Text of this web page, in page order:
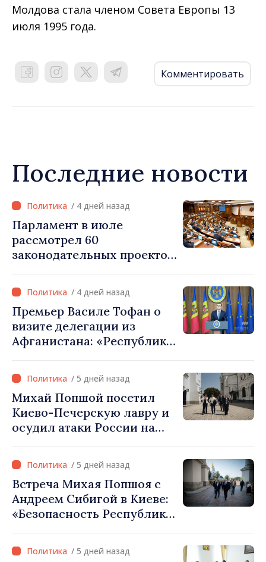
Молдова стала членом Совета Европы 13
июля 1995 года.
Комментировать
Последние новости
/ 4 дней назад
Парламент в июле
рассмотрел 60
законодательных проектов
/ 4 дней назад
Премьер Василе Тофан о
визите делегации из
Афганистана: «Республика
власть талибов. Одобрение
этого визита было ошибкой
в оценке и
межведомственной
координации»
/ 5 дней назад
Михай Попшой посетил
Киево-Печерскую лавру и
осудил атаки России на
Украины
/ 5 дней назад
Встреча Михая Попшоя с
Андреем Сибигой в Киеве:
«Безопасность Республики
безопасностью Украины»
/ 5 дней назад